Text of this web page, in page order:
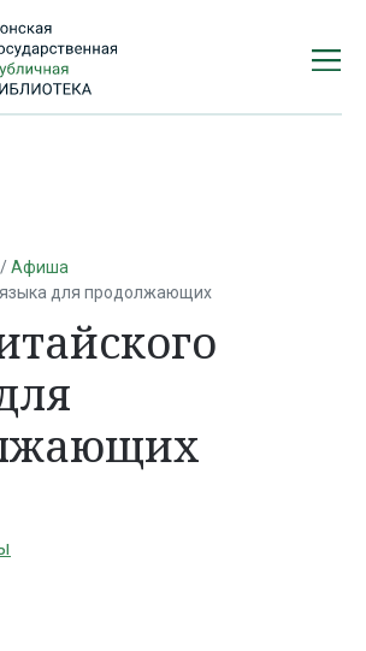
Афиша
языка для продолжающих